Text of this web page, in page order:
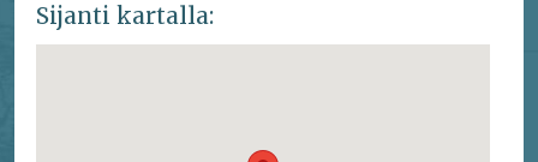
Sijanti kartalla: